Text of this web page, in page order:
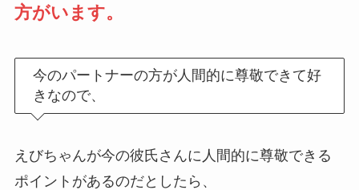
方がいます。
今のパートナーの方が人間的に尊敬できて好
きなので、
えびちゃんが今の彼氏さんに人間的に尊敬できる
ポイントがあるのだとしたら、